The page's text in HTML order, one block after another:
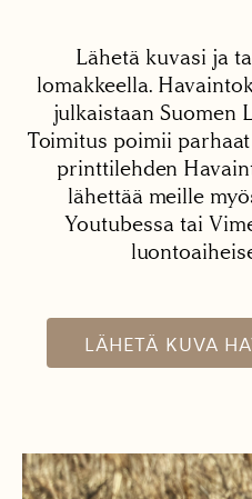
Lähetä kuvasi ja
lomakkeella.
julkaistaan Suomen
Toimitus poimii
printtilehden
lähettää meille
Youtubessa tai
LÄHETÄ KUVA